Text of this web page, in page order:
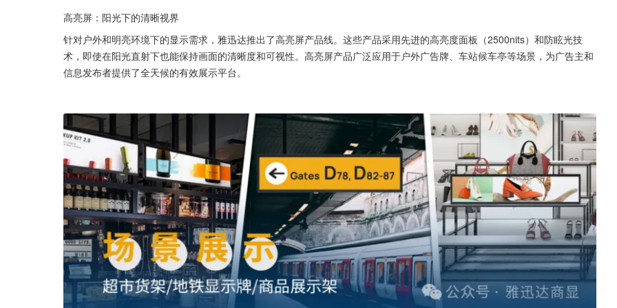
高亮屏：阳光下的清晰视界
针对户外和明亮环境下的显示需求，雅迅达推出了高亮屏产品线。这些产品采用先进的高亮度面板（2500nits）和防眩光技
术，即使在阳光直射下也能保持画面的清晰度和可视性。高亮屏产品广泛应用于户外广告牌、车站候车亭等场景，为广告主和
信息发布者提供了全天候的有效展示平台。